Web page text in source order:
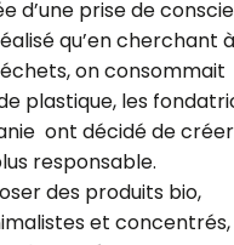
d’une prise de
qu’en cherchant à
on consommait
plastique, les
ont décidé de
responsable.
des produits bio,
et concentrés,